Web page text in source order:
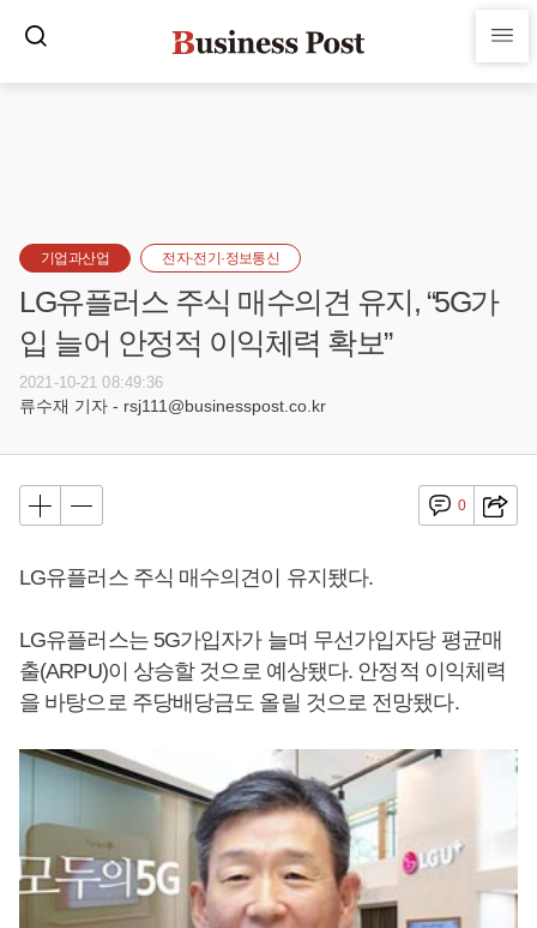
기업과산업 전자·전기·정보통신
LG유플러스 주식 매수의견 유지, “5G가
입 늘어 안정적 이익체력 확보”
2021-10-21 08:49:36
류수재 기자 - rsj111@businesspost.co.kr
0
LG유플러스 주식 매수의견이 유지됐다.
LG유플러스는 5G가입자가 늘며 무선가입자당 평균매
출(ARPU)이 상승할 것으로 예상됐다. 안정적 이익체력
을 바탕으로 주당배당금도 올릴 것으로 전망됐다.